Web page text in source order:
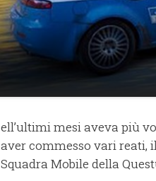
ell’ultimi mesi aveva più
aver commesso vari reati,
Squadra Mobile della